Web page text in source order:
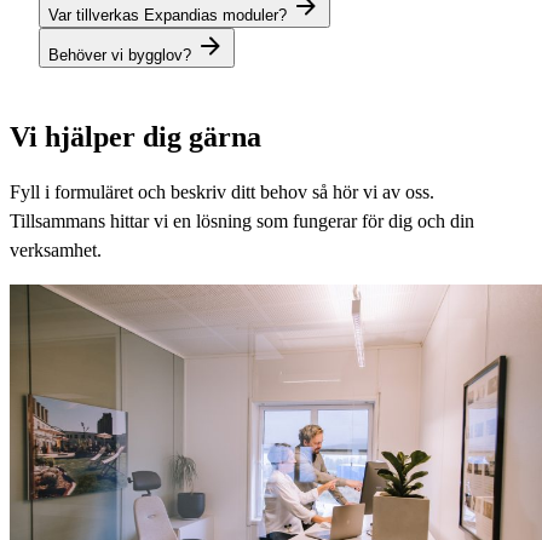
Var tillverkas Expandias moduler?
Behöver vi bygglov?
Vi hjälper dig gärna
Fyll i formuläret och beskriv ditt behov så hör vi av oss.
Tillsammans hittar vi en lösning som fungerar för dig och din
verksamhet.